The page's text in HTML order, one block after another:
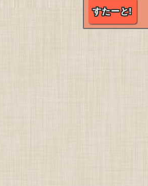
すたーと!